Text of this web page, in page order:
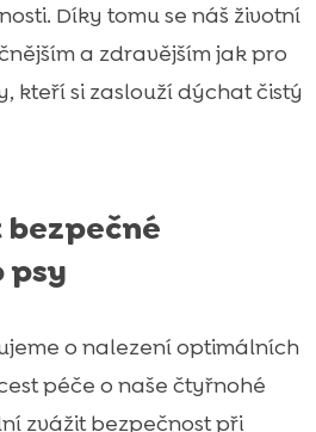
Díky tomu se náš životní
a zdravějším jak pro
kteří si zaslouží dýchat čistý
o nalezení optimálních
péče o naše čtyřnohé
zvážit bezpečnost při